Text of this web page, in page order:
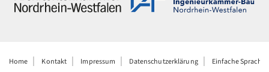
Home Kontakt Impressum Datenschutzerklärung Einfache Sprache